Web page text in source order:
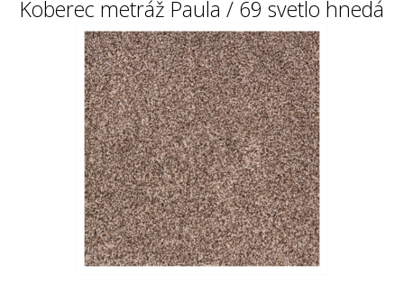
Koberec metráž Paula / 69 svetlo hnedá